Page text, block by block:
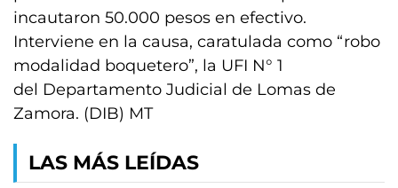
incautaron 50.000 pesos en efectivo.
Interviene en la causa, caratulada como “robo
modalidad boquetero”, la UFI N° 1
del Departamento Judicial de Lomas de
Zamora. (DIB) MT
LAS MÁS LEÍDAS